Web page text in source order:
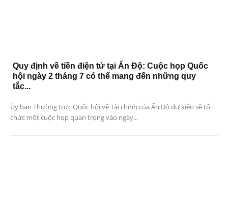
Quy định về tiền điện tử tại Ấn Độ: Cuộc họp Quốc
hội ngày 2 tháng 7 có thể mang đến những quy
tắc...
Ủy ban Thường trực Quốc hội về Tài chính của Ấn Độ dự kiến ​​sẽ tổ
chức một cuộc họp quan trọng vào ngày...